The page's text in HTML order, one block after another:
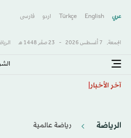
عربي English
Türkçe اردو فارسى
الجمعة, 7 أغسطس 2026 - 23 صفَر 1448 هـ
آخر الأخبار
الرياضة رياضة عالمية